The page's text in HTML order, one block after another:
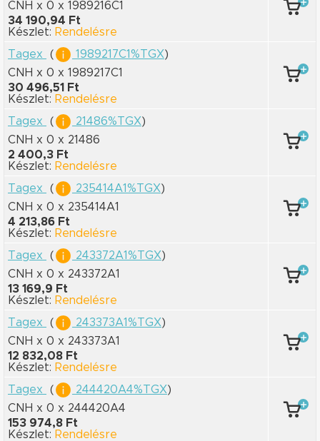
CNH x 0 x 1989216C1
34 190,94 Ft
Készlet: Rendelésre
Tagex
( 1989217C1%TGX)
CNH x 0 x 1989217C1
30 496,51 Ft
Készlet: Rendelésre
Tagex
( 21486%TGX)
CNH x 0 x 21486
2 400,3 Ft
Készlet: Rendelésre
Tagex
( 235414A1%TGX)
CNH x 0 x 235414A1
4 213,86 Ft
Készlet: Rendelésre
Tagex
( 243372A1%TGX)
CNH x 0 x 243372A1
13 169,9 Ft
Készlet: Rendelésre
Tagex
( 243373A1%TGX)
CNH x 0 x 243373A1
12 832,08 Ft
Készlet: Rendelésre
Tagex
( 244420A4%TGX)
CNH x 0 x 244420A4
153 974,8 Ft
Készlet: Rendelésre